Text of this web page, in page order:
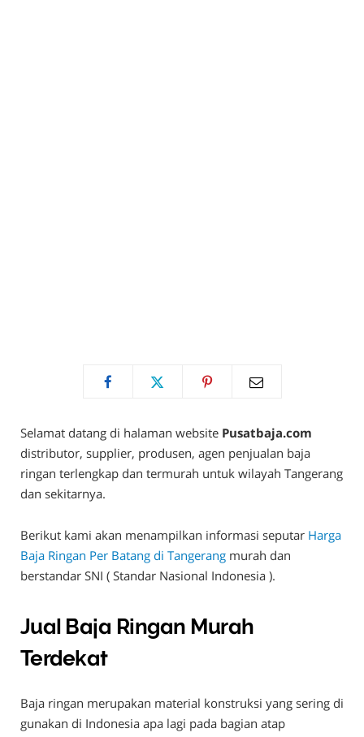
Selamat datang di halaman website Pusatbaja.com
distributor, supplier, produsen, agen penjualan baja
ringan terlengkap dan termurah untuk wilayah Tangerang
dan sekitarnya.
Berikut kami akan menampilkan informasi seputar Harga
Baja Ringan Per Batang di Tangerang murah dan
berstandar SNI ( Standar Nasional Indonesia ).
Jual Baja Ringan Murah
Terdekat
Baja ringan merupakan material konstruksi yang sering di
gunakan di Indonesia apa lagi pada bagian atap